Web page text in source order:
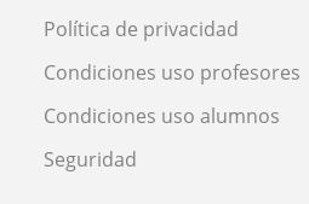
Política de privacidad
Condiciones uso profesores
Condiciones uso alumnos
Seguridad